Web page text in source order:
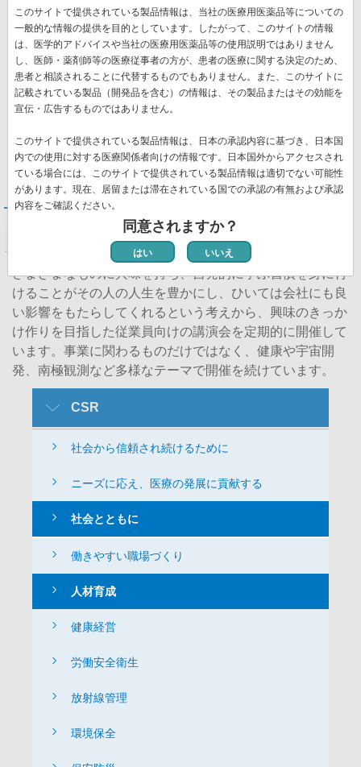
従業員の 業績を評価してより公正な処遇を実現するとと
もに、従業員の伸ばすべき点、改善すべき点を明らかにし
て成長を促し、成長した従業員がより活躍できるように適
所に配置していくことを目的とした評価制度を導入してい
ます。達成度評価に加えて、チャレンジ・スピード・オー
ナーシップの観点で行動評価を行い、これらを総合して最
りがい・働きがいの向上と能力の伸長を図り、会社業績の
安定的な向上と持続的な発展を目指しています。
さまざまなものに興味を持ち、自発的に学ぶ習慣を身に付
けることがその人の人生を豊かにし、ひいては会社にも良
い影響をもたらしてくれるという考えから、興味のきっか
け作りを目指した従業員向けの講演会を定期的に開催して
います。事業に関わるものだけではなく、健康や宇宙開
発、南極観測など多様なテーマで開催を続けています。
Csr
CSR
社会から信頼され続けるために
ニーズに応え、医療の発展に貢献する
社会とともに
働きやすい職場づくり
人材育成
健康経営
労働安全衛生
放射線管理
環境保全
このサイトで提供されている製品情報は、当社の医療用医薬品等についての
一般的な情報の提供を目的としています。したがって、このサイトの情報
は、医学的アドバイスや当社の医療用医薬品等の使用説明ではありません
し、医師・薬剤師等の医療従事者の方が、患者の医療に関する決定のため、
患者と相談されることに代替するものでもありません。また、このサイトに
記載されている製品（開発品を含む）の情報は、その製品またはその効能を
宣伝・広告するものではありません。
このサイトで提供されている製品情報は、日本の承認内容に基づき、日本国
内での使用に対する医療関係者向けの情報です。日本国外からアクセスされ
ている場合には、このサイトで提供されている製品情報は適切でない可能性
があります。現在、居留または滞在されている国での承認の有無および承認
内容をご確認ください。
同意されますか？
はい いいえ